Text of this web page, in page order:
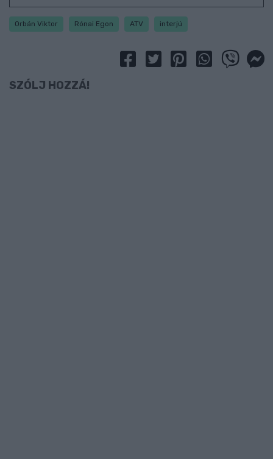
Orbán Viktor Rónai Egon ATV interjú
SZÓLJ HOZZÁ!